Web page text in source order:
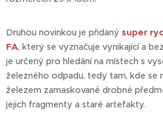
Druhou novinkou je přidaný super
FA, který se vyznačuje vynikající a
je určený pro hledání na místech s
železného odpadu, tedy tam, kde se
železem zamaskované drobné
jejich fragmenty a staré artefakty.